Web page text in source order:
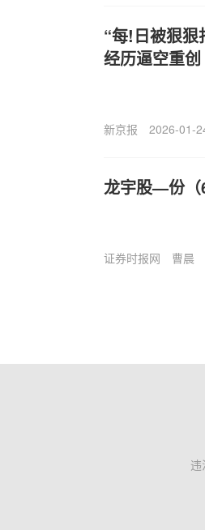
“每!日被狠
经历逼空重创
新京报 2026-01-
龙宇股—份（
证券时报网 曹晨